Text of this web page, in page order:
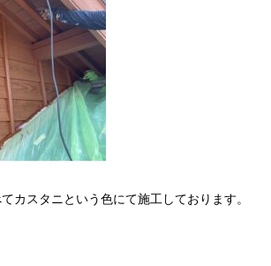
カスタニという色にて施工しております。